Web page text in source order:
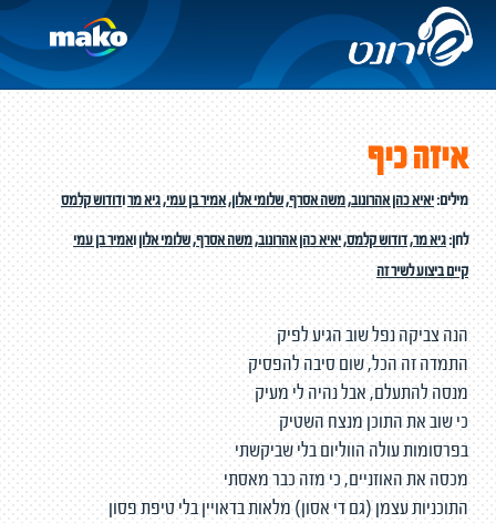
איזה כיף
מילים:יאיא כהן אהרונוב,משה אסרף,שלומי אלון,אמיר בן עמי,גיא מרודודוש קלמס
לחן:גיא מר,דודוש קלמס,יאיא כהן אהרונוב,משה אסרף,שלומי אלוןואמיר בן עמי
קיים ביצוע לשיר זה
הנה צביקה נפל שוב הגיע לפיק
התמדה זה הכל, שום סיבה להפסיק
מנסה להתעלם, אבל נהיה לי מעיק
כי שוב את התוכן מנצח השטיק
בפרסומות עולה הווליום בלי שביקשתי
מכסה את האוזניים, כי מזה כבר מאסתי
התוכניות עצמן (גם די אסון) מלאות בדאויין בלי טיפת פסון